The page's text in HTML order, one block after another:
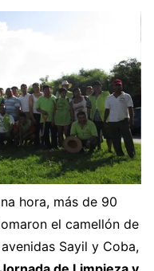
hora, más de 90
el camellón de
Sayil y Coba,